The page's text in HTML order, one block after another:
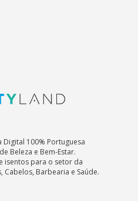
100% Portuguesa
Beleza e Bem-Estar.
isentos para o setor da
Cabelos, Barbearia e Saúde.